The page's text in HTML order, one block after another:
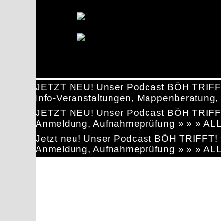
JETZT NEU! Unser Podcast BÖH
Info-Veranstaltungen,
JETZT NEU! Unser Podcast BÖH
Anmeldung, Aufnahmeprüfung » » »
Jetzt neu! Unser Podcast BÖH TRIFFT!
Anmeldung, Aufnahmeprüfung » » »